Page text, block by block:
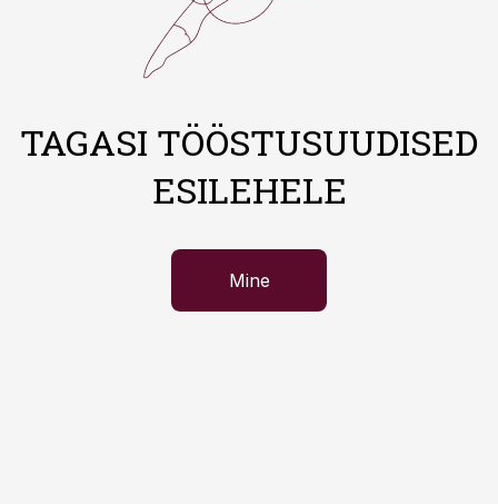
TAGASI TÖÖSTUSUUDISED
ESILEHELE
Mine